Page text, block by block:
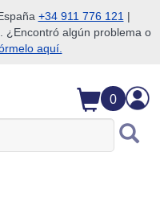
+34 911 776 121 |
¿Encontró algún problema o
aquí.
0